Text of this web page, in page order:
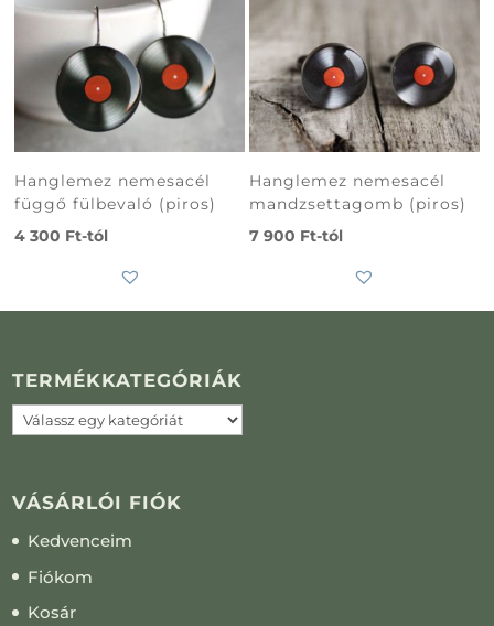
Hanglemez nemesacél
függő fülbevaló (piros)
4 300 Ft-tól
Hanglemez nemesacél
mandzsettagomb (piros)
7 900 Ft-tól
TERMÉKKATEGÓRIÁK
VÁSÁRLÓI FIÓK
Kedvenceim
Fiókom
Kosár